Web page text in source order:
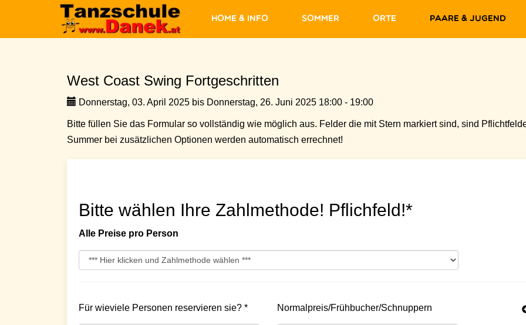
Home & Info Sommer Orte Paare & Jugend
West Coast Swing Fortgeschritten
Donnerstag, 03. April 2025 bis Donnerstag, 26. Juni 2025 18:00 - 19:00
Bitte füllen Sie das Formular so vollständig wie möglich aus. Felder die mit Stern markiert sind, sind
Summer bei zusätzlichen Optionen werden automatisch errechnet!
Bitte wählen Ihre Zahlmethode! Pflichfeld!*
Alle Preise pro Person
Für wieviele Personen reservieren sie? * Normalpreis/Frühbucher/Schnuppern